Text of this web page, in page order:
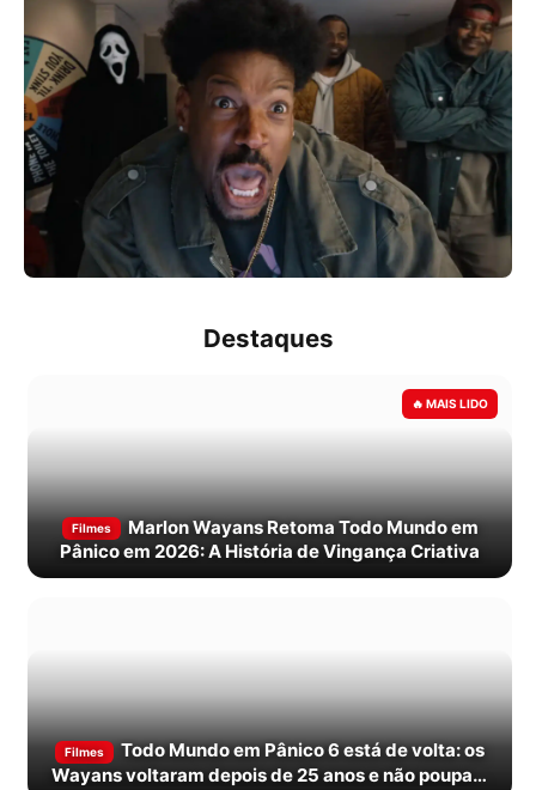
Destaques
Filmes
Marlon Wayans Retoma Todo Mundo em
Pânico em 2026: A História de Vingança Criativa
Filmes
Todo Mundo em Pânico 6 está de volta: os
Wayans voltaram depois de 25 anos e não poupam